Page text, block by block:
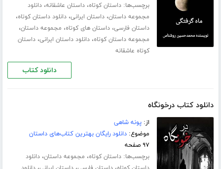
برچسب‌ها:داستان کوتاه،داستان عاشقانه،دانلود
مجموعه داستان،داستان ایرانی،دانلود داستان کوتاه،
داستان فارسی،داستان های کوتاه، مجموعه داستان،
مجموعه داستان کوتاه،دانلود داستان ایرانی،داستان
کوتاه عاشقانه
دانلود کتاب
دانلود کتاب درخونگاه
از:پونه شاهی
موضوع:دانلود رایگان بهترین کتاب‌های داستان
۹۷ صفحه
برچسب‌ها:داستان کوتاه، مجموعه داستان،دانلود